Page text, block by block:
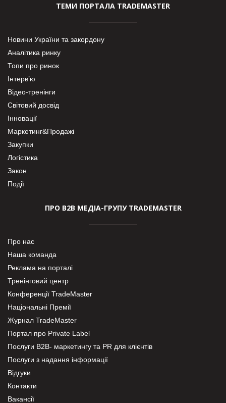
ТЕМИ ПОРТАЛА TRADEMASTER
Новини України та закордону
Аналітика ринку
Топи про ринок
Інтерв’ю
Відео-тренінги
Світовий досвід
Інновації
Маркетинг&Продажі
Закупки
Логістика
Закон
Події
ПРО В2В МЕДІА-ГРУПУ TRADEMASTER
Про нас
Наша команда
Реклама на порталі
Тренінговий центр
Конференції TradeMaster
Національні Премії
Журнал TradeMaster
Портал про Private Label
Послуги В2В- маркетингу та PR для клієнтів
Послуги з надання інформації
Відгуки
Контакти
Вакансії